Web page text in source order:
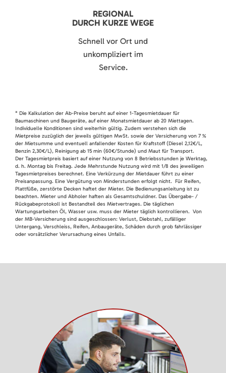
REGIONAL
DURCH KURZE WEGE
Schnell vor Ort und
unkompliziert im
Service.
* Die Kalkulation der Ab-Preise beruht auf einer 1-Tagesmietdauer für
Baumaschinen und Baugeräte, auf einer Monatsmietdauer ab 20 Miettagen.
Individuelle Konditionen sind weiterhin gültig. Zudem verstehen sich die
Mietpreise zuzüglich der jeweils gültigen MwSt. sowie der Versicherung von 7 %
der Mietsumme und eventuell anfallender Kosten für Kraftstoff (Diesel 2,12€/L,
Benzin 2,30€/L), Reinigung ab 15 min (60€/Stunde) und Maut für Transport.
Der Tagesmietpreis basiert auf einer Nutzung von 8 Betriebsstunden je Werktag,
d. h. Montag bis Freitag. Jede Mehrstunde Nutzung wird mit 1/8 des jeweiligen
Tagesmietpreises berechnet. Eine Verkürzung der Mietdauer führt zu einer
Preisanpassung. Eine Vergütung von Minderstunden erfolgt nicht. Für Reifen,
Plattfüße, zerstörte Decken haftet der Mieter. Die Bedienungsanleitung ist zu
beachten. Mieter und Abholer haften als Gesamtschuldner. Das Übergabe- /
Rückgabeprotokoll ist Bestandteil des Mietvertrages. Die täglichen
Wartungsarbeiten Öl, Wasser usw. muss der Mieter täglich kontrollieren. Von
der MB-Versicherung sind ausgeschlossen: Verlust, Diebstahl, zufälliger
Untergang, Verschleiss, Reifen, Anbaugeräte, Schäden durch grob fahrlässiger
oder vorsätzlicher Verursachung eines Unfalls.